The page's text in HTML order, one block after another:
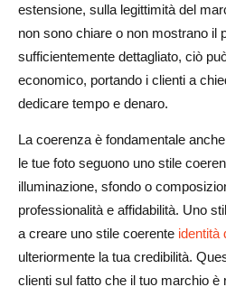
estensione, sulla legittimità del
non sono chiare o non mostrano il
sufficientemente dettagliato, ciò
economico, portando i clienti a
dedicare tempo e denaro.
La coerenza è fondamentale
le tue foto seguono uno stile
illuminazione, sfondo o
professionalità e affidabilità. Uno
a creare uno stile coerente identità
ulteriormente la tua credibilità.
clienti sul fatto che il tuo marchio è